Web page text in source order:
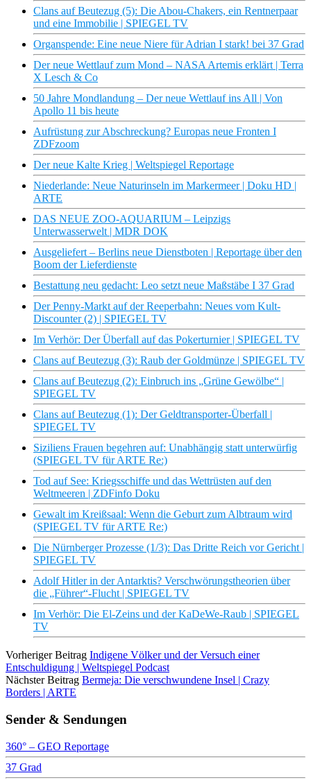
Clans auf Beutezug (5): Die Abou-Chakers, ein Rentnerpaar
und eine Immobilie | SPIEGEL TV
Organspende: Eine neue Niere für Adrian I stark! bei 37 Grad
Der neue Wettlauf zum Mond – NASA Artemis erklärt | Terra
X Lesch & Co
50 Jahre Mondlandung – Der neue Wettlauf ins All | Von
Apollo 11 bis heute
Aufrüstung zur Abschreckung? Europas neue Fronten I
ZDFzoom
Der neue Kalte Krieg | Weltspiegel Reportage
Niederlande: Neue Naturinseln im Markermeer | Doku HD |
ARTE
DAS NEUE ZOO-AQUARIUM – Leipzigs
Unterwasserwelt | MDR DOK
Ausgeliefert – Berlins neue Dienstboten | Reportage über den
Boom der Lieferdienste
Bestattung neu gedacht: Leo setzt neue Maßstäbe I 37 Grad
Der Penny-Markt auf der Reeperbahn: Neues vom Kult-
Discounter (2) | SPIEGEL TV
Im Verhör: Der Überfall auf das Pokerturnier | SPIEGEL TV
Clans auf Beutezug (3): Raub der Goldmünze | SPIEGEL TV
Clans auf Beutezug (2): Einbruch ins „Grüne Gewölbe“ |
SPIEGEL TV
Clans auf Beutezug (1): Der Geldtransporter-Überfall |
SPIEGEL TV
Siziliens Frauen begehren auf: Unabhängig statt unterwürfig
(SPIEGEL TV für ARTE Re:)
Tod auf See: Kriegsschiffe und das Wettrüsten auf den
Weltmeeren | ZDFinfo Doku
Gewalt im Kreißsaal: Wenn die Geburt zum Albtraum wird
(SPIEGEL TV für ARTE Re:)
Die Nürnberger Prozesse (1/3): Das Dritte Reich vor Gericht |
SPIEGEL TV
Adolf Hitler in der Antarktis? Verschwörungstheorien über
die „Führer“-Flucht | SPIEGEL TV
Im Verhör: Die El-Zeins und der KaDeWe-Raub | SPIEGEL
TV
Vorheriger Beitrag Indigene Völker und der Versuch einer
Entschuldigung | Weltspiegel Podcast
Nächster Beitrag Bermeja: Die verschwundene Insel | Crazy
Borders | ARTE
Sender & Sendungen
360° – GEO Reportage
37 Grad